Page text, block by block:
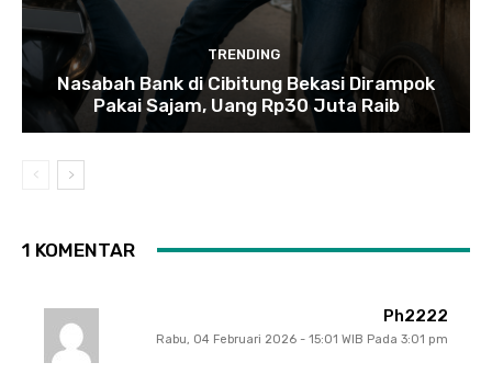
TRENDING
Nasabah Bank di Cibitung Bekasi Dirampok
Pakai Sajam, Uang Rp30 Juta Raib
1 KOMENTAR
Ph2222
Rabu, 04 Februari 2026 - 15:01 WIB Pada 3:01 pm